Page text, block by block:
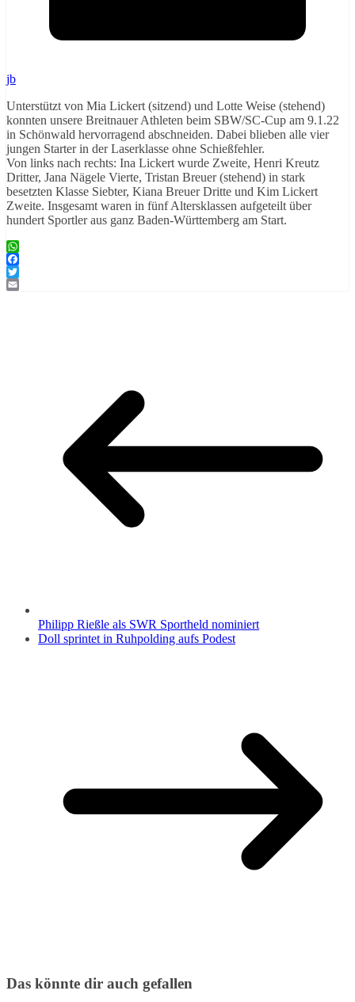
jb
Unterstützt von Mia Lickert (sitzend) und Lotte Weise (stehend)
konnten unsere Breitnauer Athleten beim SBW/SC-Cup am 9.1.22
in Schönwald hervorragend abschneiden. Dabei blieben alle vier
jungen Starter in der Laserklasse ohne Schießfehler.
Von links nach rechts: Ina Lickert wurde Zweite, Henri Kreutz
Dritter, Jana Nägele Vierte, Tristan Breuer (stehend) in stark
besetzten Klasse Siebter, Kiana Breuer Dritte und Kim Lickert
Zweite. Insgesamt waren in fünf Altersklassen aufgeteilt über
hundert Sportler aus ganz Baden-Württemberg am Start.
WhatsApp
Facebook
Twitter
Philipp Rießle als SWR Sportheld nominiert
Doll sprintet in Ruhpolding aufs Podest
Das könnte dir auch gefallen